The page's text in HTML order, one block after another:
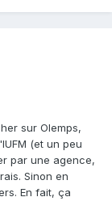
sur Olemps,
(et un peu
par une agence,
Sinon en
En fait, ça